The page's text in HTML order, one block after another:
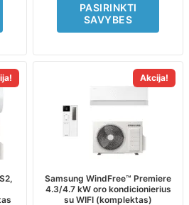
PASIRINKTI
SAVYBES
Akcija!
Samsung WindFree™ Premiere
4.3/4.7 kW oro kondicionierius
su WIFI (komplektas)
has
multiple
variants.
The
may
be